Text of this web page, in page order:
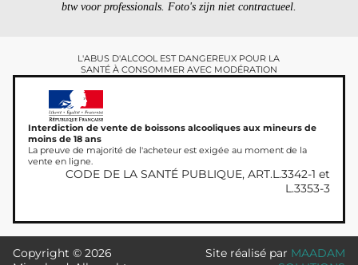
btw voor professionals. Foto's zijn niet contractueel.
L'ABUS D'ALCOOL EST DANGEREUX POUR LA
SANTÉ À CONSOMMER AVEC MODÉRATION
Interdiction de vente de boissons alcooliques aux mineurs de
moins de 18 ans
La preuve de majorité de l'acheteur est exigée au moment de la
vente en ligne.
CODE DE LA SANTÉ PUBLIQUE, ART.L.3342-1 et
L.3353-3
Copyright © 2026
Site réalisé par MAADAM